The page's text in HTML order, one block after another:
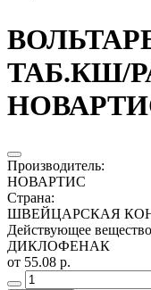
ТАБ.КШ/
Производитель:
НОВАРТИС
Страна:
ШВЕЙЦАРСКАЯ
Действующее
ДИКЛОФЕНАК
от 55.08 р.